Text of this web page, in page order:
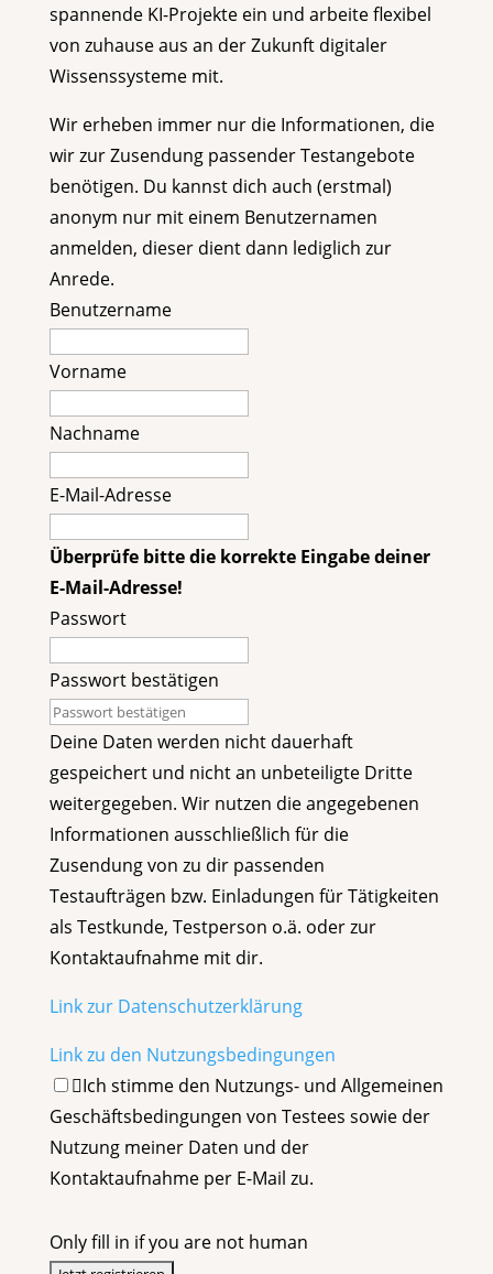
spannende KI-Projekte ein und arbeite flexibel
von zuhause aus an der Zukunft digitaler
Wissenssysteme mit.
Wir erheben immer nur die Informationen, die
wir zur Zusendung passender Testangebote
benötigen. Du kannst dich auch (erstmal)
anonym nur mit einem Benutzernamen
anmelden, dieser dient dann lediglich zur
Anrede.
Benutzername
Vorname
Nachname
E-Mail-Adresse
Überprüfe bitte die korrekte Eingabe deiner
E-Mail-Adresse!
Passwort
Passwort bestätigen
Deine Daten werden nicht dauerhaft
gespeichert und nicht an unbeteiligte Dritte
weitergegeben. Wir nutzen die angegebenen
Informationen ausschließlich für die
Zusendung von zu dir passenden
Testaufträgen bzw. Einladungen für Tätigkeiten
als Testkunde, Testperson o.ä. oder zur
Kontaktaufnahme mit dir.
Link zur Datenschutzerklärung
Link zu den Nutzungsbedingungen
Ich stimme den Nutzungs- und Allgemeinen
Geschäftsbedingungen von Testees sowie der
Nutzung meiner Daten und der
Kontaktaufnahme per E-Mail zu.
Only fill in if you are not human